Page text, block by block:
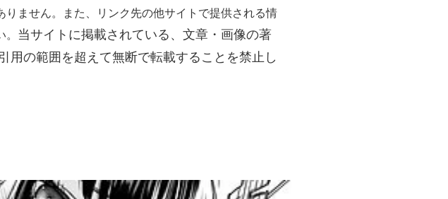
ません。また、リンク先の他サイトで提供される情
当サイトに掲載されている、文章・画像の著
用の範囲を超えて無断で転載することを禁止し